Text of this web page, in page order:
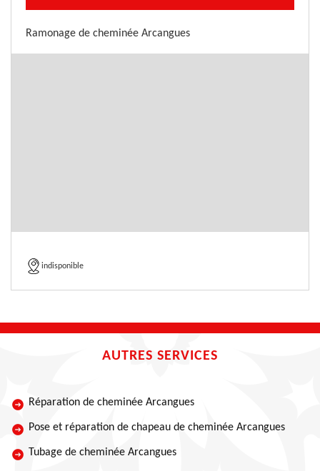
Ramonage de cheminée Arcangues
indisponible
AUTRES SERVICES
Réparation de cheminée Arcangues
Pose et réparation de chapeau de cheminée Arcangues
Tubage de cheminée Arcangues